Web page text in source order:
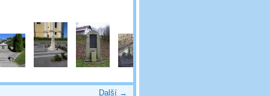
Další →